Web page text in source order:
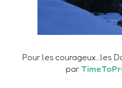
Pour les courageux…les
par